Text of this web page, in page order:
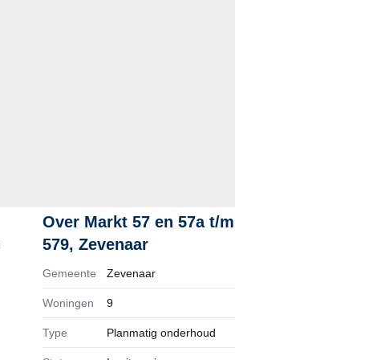
Over Markt 57 en 57a t/m
579, Zevenaar
Gemeente Zevenaar
Woningen 9
Type Planmatig onderhoud